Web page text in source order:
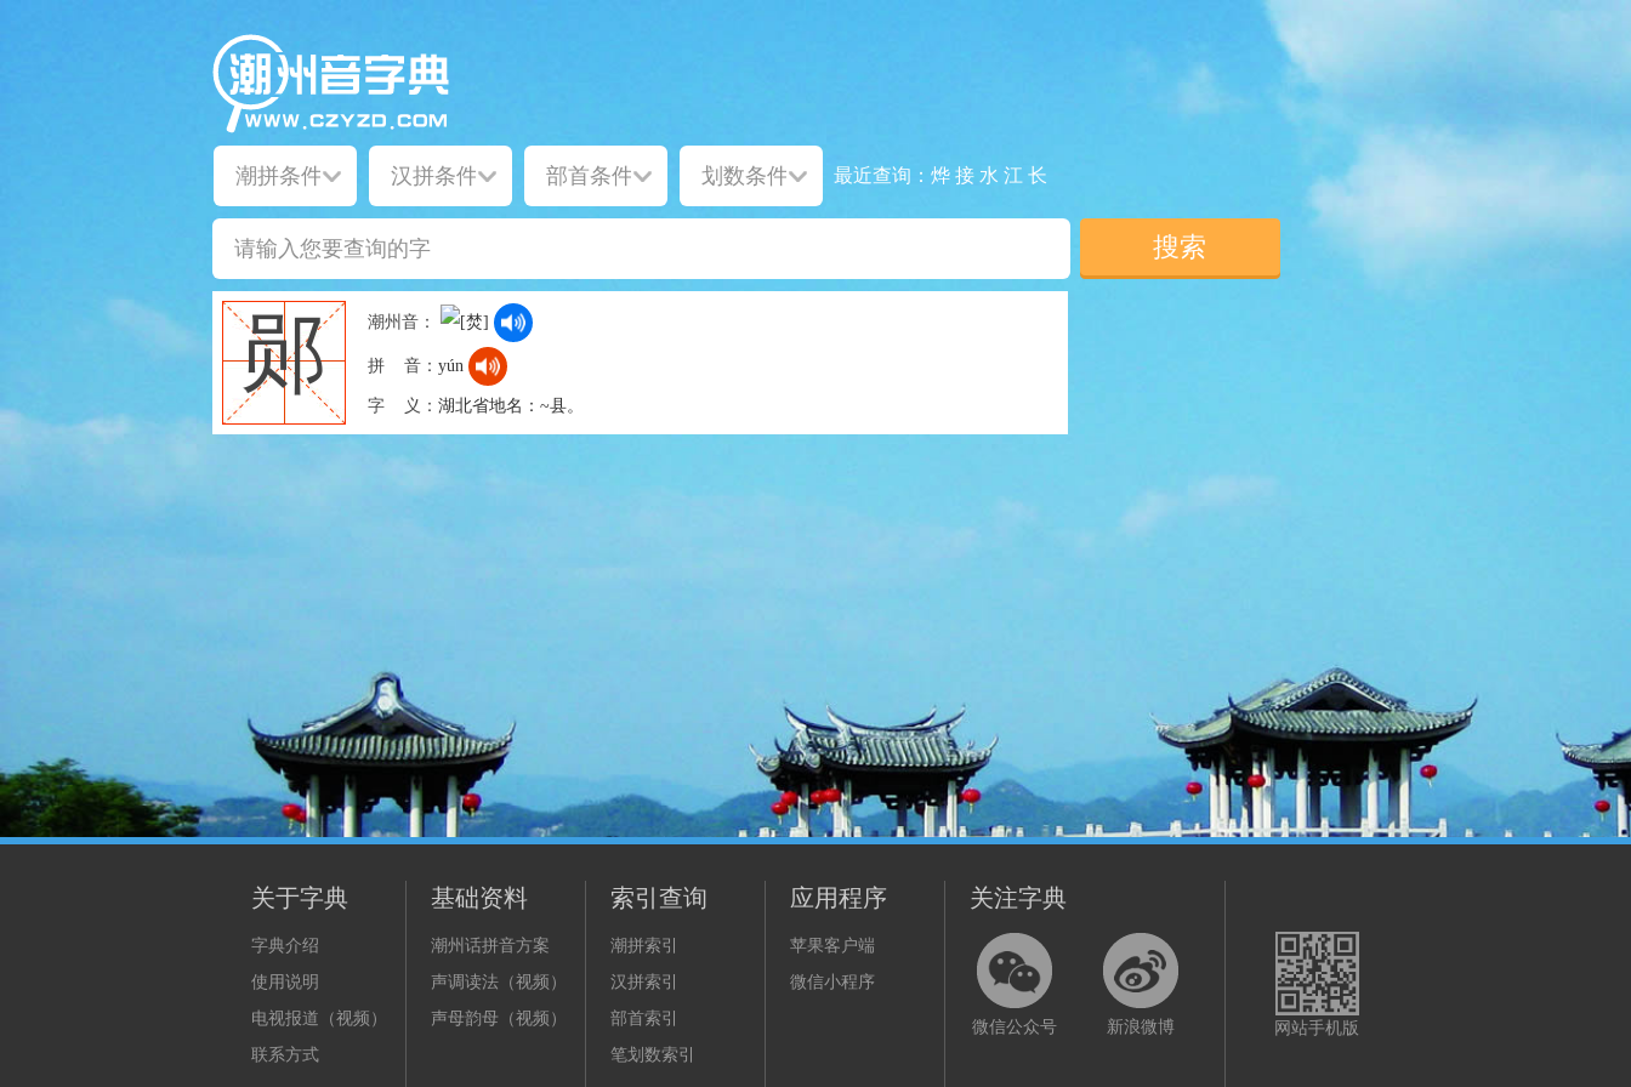
最近查询： 烨 接 水 江 长
郧 潮州音：
拼 音： yún
字 义： 湖北省地名：~县。
关于字典
字典介绍
使用说明
电视报道（视频）
联系方式
基础资料
潮州话拼音方案
声调读法（视频）
声母韵母（视频）
索引查询
潮拼索引
汉拼索引
部首索引
笔划数索引
应用程序
苹果客户端
微信小程序
关注字典
微信公众号 新浪微博 网站手机版